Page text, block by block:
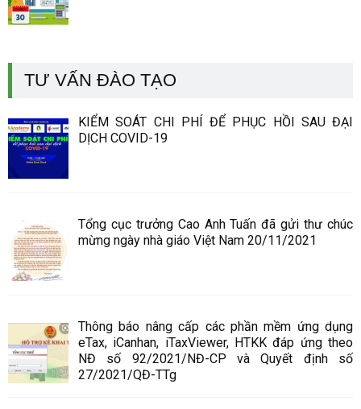
TƯ VẤN ĐÀO TẠO
KIỂM SOÁT CHI PHÍ ĐỂ PHỤC HỒI SAU ĐẠI
DỊCH COVID-19
Tổng cục trưởng Cao Anh Tuấn đã gửi thư chúc
mừng ngày nhà giáo Việt Nam 20/11/2021
Thông báo nâng cấp các phần mềm ứng dụng
eTax, iCanhan, iTaxViewer, HTKK đáp ứng theo
NĐ số 92/2021/NĐ-CP và Quyết định số
27/2021/QĐ-TTg